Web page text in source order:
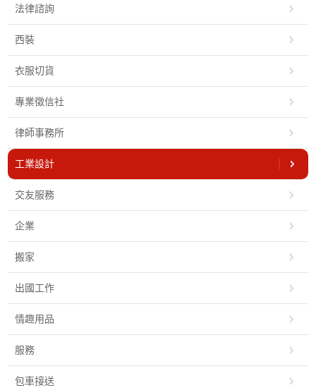
法律諮詢
西裝
衣服切貨
專業徵信社
律師事務所
工業設計
交友服務
企業
搬家
出國工作
情趣用品
服務
包車接送